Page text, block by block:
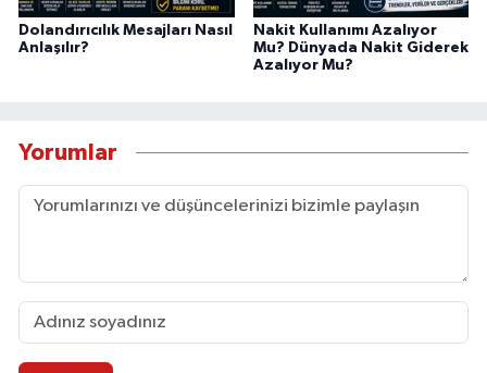
Dolandırıcılık Mesajları Nasıl
Anlaşılır?
Nakit Kullanımı Azalıyor
Mu? Dünyada Nakit Giderek
Azalıyor Mu?
Yorumlar